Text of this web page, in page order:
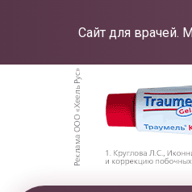
Сайт для врачей.